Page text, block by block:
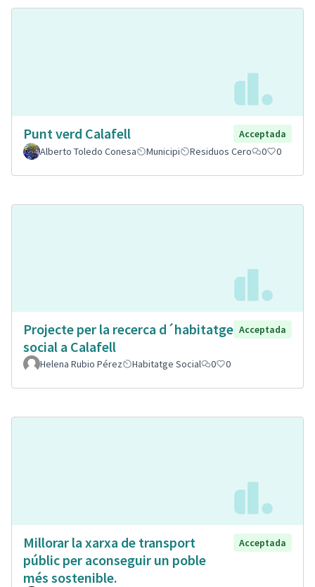
Punt verd Calafell
Acceptada
Alberto Toledo Conesa
Municipi Residuos Cero 0 0
Projecte per la recerca d´habitatge
social a Calafell
Acceptada
Helena Rubio Pérez Habitatge Social 0 0
Millorar la xarxa de transport
públic per aconseguir un poble
més sostenible.
Acceptada